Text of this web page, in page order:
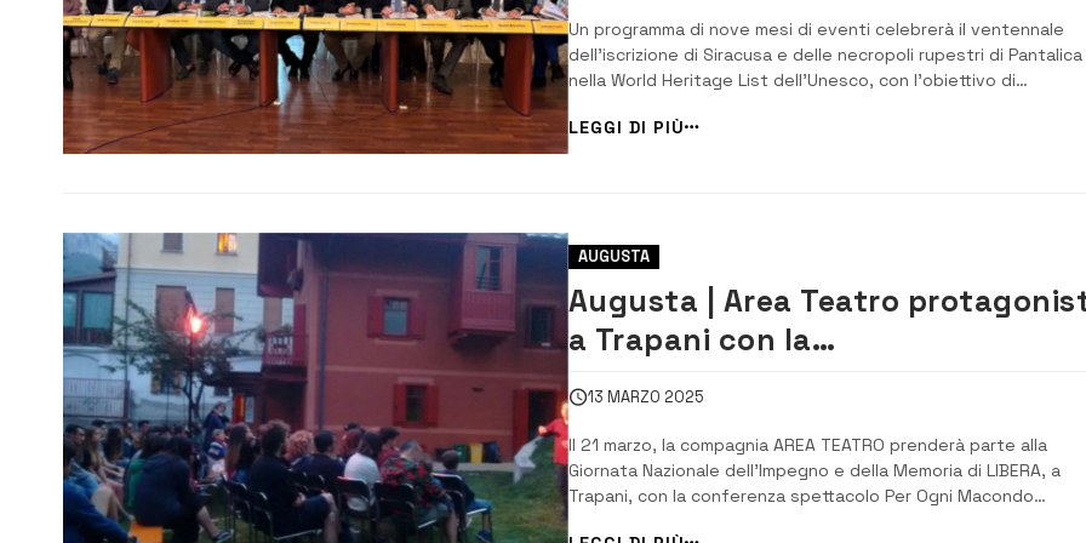
Un programma di nove mesi di eventi celebrerà il ventennale
dell’iscrizione di Siracusa e delle necropoli rupestri di Pantalica
nella World Heritage List dell’Unesco, con l’obiettivo di
consolidare la memoria storica e trasmettere i valori del sito alle
nuove generazioni. Il programma, promosso dall’assessorato alla
Cultura del Comune di Sirac...
LEGGI DI PIÙ
AUGUSTA
Augusta | Area Teatro
a Trapani con la
conferenza/spettacolo “Per Ogni
Macondo Possibile”
13 MARZO 2025
Il 21 marzo, la compagnia AREA TEATRO prenderà parte alla
Giornata Nazionale dell’Impegno e della Memoria di LIBERA, a
Trapani, con la conferenza spettacolo Per Ogni Macondo
Possibile. L’evento si inserisce nel programma dei seminari